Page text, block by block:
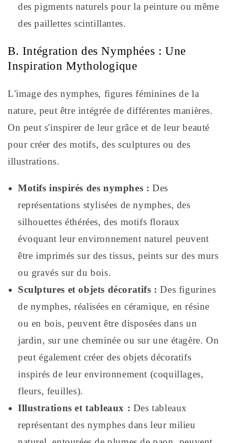
des pigments naturels pour la peinture ou même
des paillettes scintillantes.
B. Intégration des Nymphées : Une
Inspiration Mythologique
L'image des nymphes, figures féminines de la
nature, peut être intégrée de différentes manières.
On peut s'inspirer de leur grâce et de leur beauté
pour créer des motifs, des sculptures ou des
illustrations.
Motifs inspirés des nymphes : Des
représentations stylisées de nymphes, des
silhouettes éthérées, des motifs floraux
évoquant leur environnement naturel peuvent
être imprimés sur des tissus, peints sur des murs
ou gravés sur du bois.
Sculptures et objets décoratifs : Des figurines
de nymphes, réalisées en céramique, en résine
ou en bois, peuvent être disposées dans un
jardin, sur une cheminée ou sur une étagère. On
peut également créer des objets décoratifs
inspirés de leur environnement (coquillages,
fleurs, feuilles).
Illustrations et tableaux : Des tableaux
représentant des nymphes dans leur milieu